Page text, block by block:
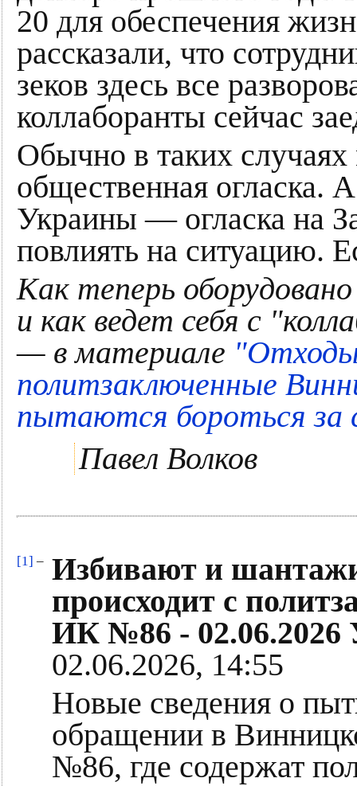
20 для обеспечения
рассказали, что
зеков здесь все
коллаборанты сейчас
Обычно в таких
общественная огласка.
Украины — огласка на
повлиять на ситуацию.
Как теперь
и как ведет себя с
— в материале
политзаключенные
пытаются бороться за
Павел Волков
[1] – Избивают и
происходит с
ИК №86 - 02.06.2026
02.06.2026, 14:55
Новые сведения о
обращении в
№86, где содержат